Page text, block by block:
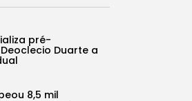
pré-
Duarte a
8,5 mil